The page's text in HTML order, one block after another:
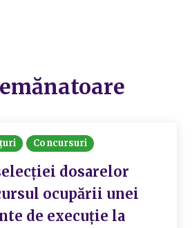
Concursuri
dosarelor
ocupării unei
de execuție la